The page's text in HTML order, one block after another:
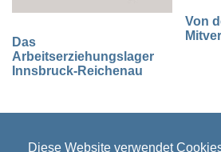
Diese Website verwendet
Das
Arbeitserziehungslager
Innsbruck-Reichenau
Von